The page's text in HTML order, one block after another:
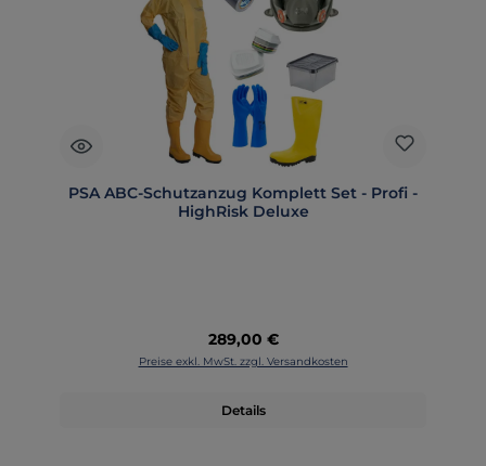
PSA ABC-Schutzanzug Komplett Set - Profi -
HighRisk Deluxe
Regulärer Preis:
289,00 €
Preise exkl. MwSt. zzgl. Versandkosten
Details